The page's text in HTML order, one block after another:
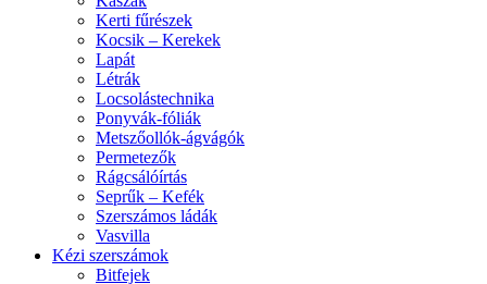
Kerti fűrészek
Kocsik – Kerekek
Lapát
Létrák
Locsolástechnika
Ponyvák-fóliák
Metszőollók-ágvágók
Permetezők
Rágcsálóírtás
Seprűk – Kefék
Szerszámos ládák
Vasvilla
Kézi szerszámok
Bitfejek